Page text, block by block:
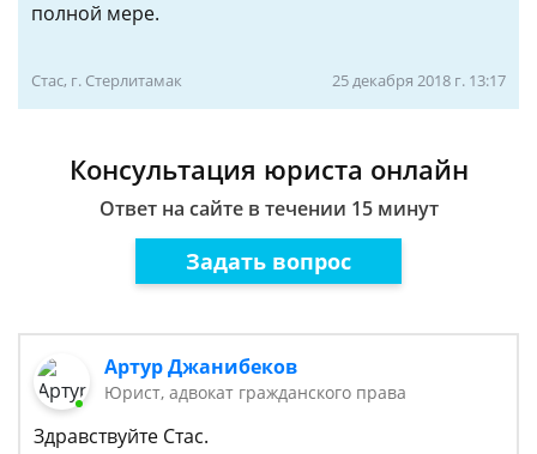
полной мере.
Стас, г. Стерлитамак 25 декабря 2018 г. 13:17
Консультация юриста онлайн
Ответ на сайте в течении 15 минут
Задать вопрос
Артур Джанибеков
Юрист, адвокат гражданского права
Здравствуйте Стас.